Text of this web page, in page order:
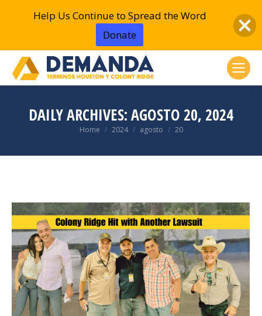
DAILY ARCHIVES:AGOSTO 20, 2024
You are here:
Home 2024 agosto 20
Help Us Continue to Spread the Word
Donate